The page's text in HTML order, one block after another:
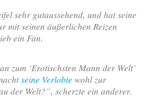
sehr gutaussehend, und hat seine
mit seinen äußerlichen Reizen
ein Fan.
zum ‘Erotischsten Mann der Welt’
seine Verlobte wohl zur
der Welt?”, scherzte ein anderer.